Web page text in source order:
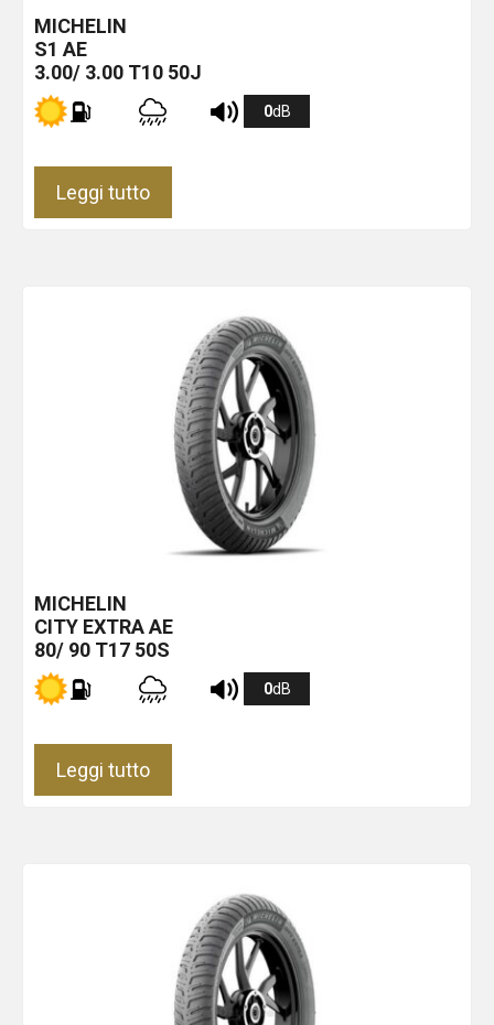
MICHELIN
S1 AE
3.00/ 3.00 T10 50J
0dB
Leggi tutto
MICHELIN
CITY EXTRAAE
80/ 90 T17 50S
0dB
Leggi tutto